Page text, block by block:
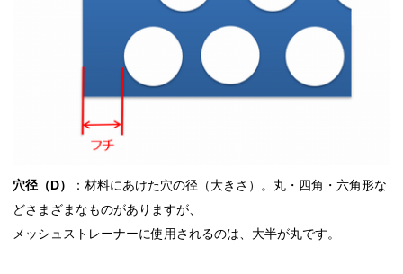
穴径（D）
：材料にあけた穴の径（大きさ）。丸・四角・六角形な
どさまざまなものがありますが、
メッシュストレーナーに使用されるのは、大半が丸です。